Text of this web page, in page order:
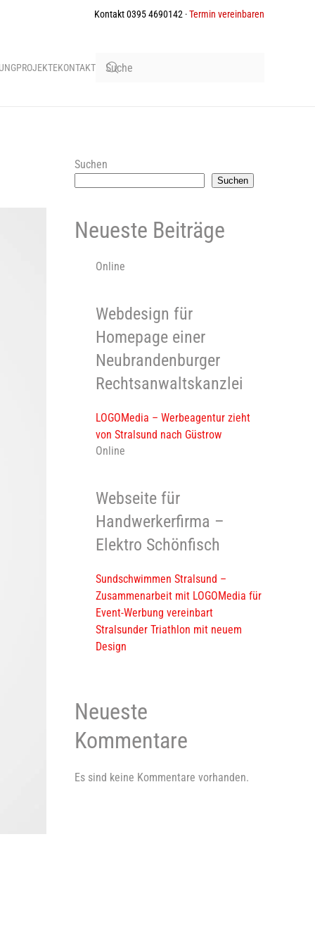
Kontakt 0395 4690142 ·Termin vereinbaren
PROJEKTEKONTAKT
Suchen
Suchen
Neueste Beiträge
Online
Webdesign für
Homepage einer
Neubrandenburger
Rechtsanwaltskanzlei
LOGOMedia – Werbeagentur zieht
von Stralsund nach Güstrow
Online
Webseite für
Handwerkerfirma –
Elektro Schönfisch
Sundschwimmen Stralsund –
Zusammenarbeit mit LOGOMedia für
Event-Werbung vereinbart
Stralsunder Triathlon mit neuem
Design
Neueste
Kommentare
Es sind keine Kommentare vorhanden.